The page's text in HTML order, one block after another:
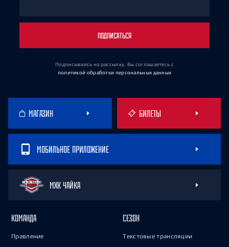
ПОДПИСАТЬСЯ
Подписываясь на рассылку, Вы соглашаетесь с
политикой обработки персональных данных
МАГАЗИН БИЛЕТЫ
МОБИЛЬНОЕ ПРИЛОЖЕНИЕ
МХК ЧАЙКА
КОМАНДА
Правление
СЕЗОН
Текстовые трансляции